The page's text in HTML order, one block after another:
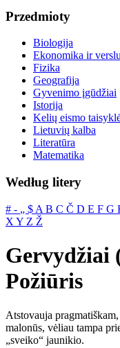
Przedmioty
Biologija
Ekonomika ir
Fizika
Geografija
Gyvenimo įgūdžiai
Istorija
Kelių eismo
Lietuvių kalba
Literatūra
Matematika
Według litery
# ‐ „ $ A B C Č D E F G
X Y Z Ž
Gervydžiai
Požiūris
Atstovauja
malonūs, vėliau tampa
„sveiko“ jaunikio.